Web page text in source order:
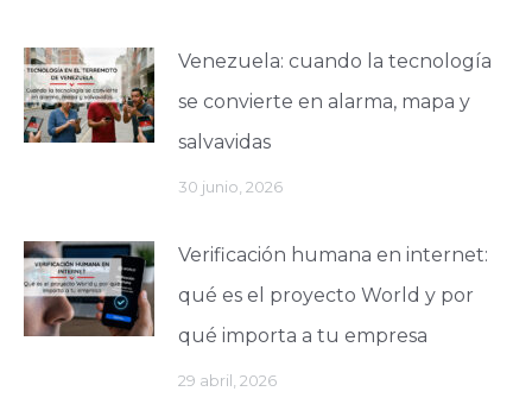
Venezuela: cuando la tecnología
se convierte en alarma, mapa y
salvavidas
30 junio, 2026
Verificación humana en internet:
qué es el proyecto World y por
qué importa a tu empresa
29 abril, 2026